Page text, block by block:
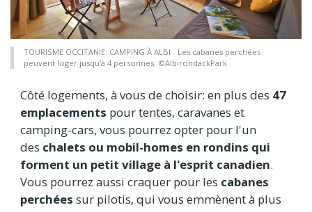
TOURISME OCCITANIE: CAMPING À ALBI - Les cabanes perchées
peuvent loger jusqu'à 4 personnes. ©AlbirondackPark
Côté logements, à vous de choisir: en plus des 47
emplacements pour tentes, caravanes et
camping-cars, vous pourrez opter pour l'un
des chalets ou mobil-homes en rondins qui
forment un petit village à l'esprit canadien.
Vous pourrez aussi craquer pour les cabanes
perchées sur pilotis, qui vous emmènent à plus